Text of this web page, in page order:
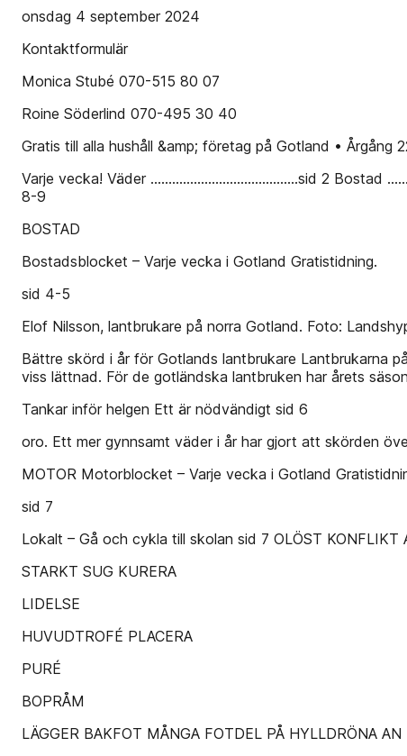
onsdag 4 september 2024
Kontaktformulär
Monica Stubé 070-515 80 07
Roine Söderlind 070-495 30 40
Gratis till alla hushåll &amp; företag på Gotland •
Varje vecka! Väder .........................................sid 2 Bostad
8-9
BOSTAD
Bostadsblocket – Varje vecka i Gotland Gratistidning.
sid 4-5
Elof Nilsson, lantbrukare på norra Gotland. Foto:
Bättre skörd i år för Gotlands lantbrukare Lantbrukarna
viss lättnad. För de gotländska lantbruken har årets
Tankar inför helgen Ett är nödvändigt sid 6
oro. Ett mer gynnsamt väder i år har gjort att skörden
MOTOR Motorblocket – Varje vecka i Gotland
sid 7
Lokalt – Gå och cykla till skolan sid 7 OLÖST KONFLIKT
STARKT SUG KURERA
LIDELSE
HUVUDTROFÉ PLACERA
PURÉ
BOPRÅM
LÄGGER BAKFOT MÅNGA FOTDEL PÅ HYLLDRÖNA AN